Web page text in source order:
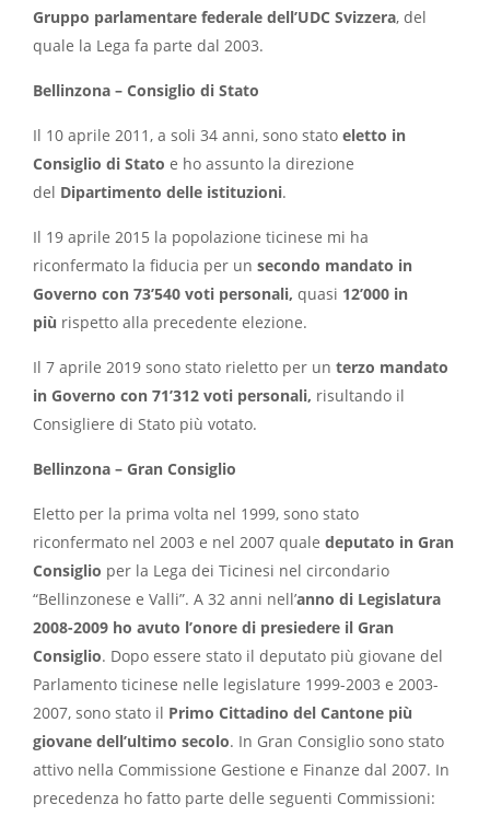
Gruppo parlamentare federale dell’UDC Svizzera, del
quale la Lega fa parte dal 2003.
Bellinzona – Consiglio di Stato
Il 10 aprile 2011, a soli 34 anni, sono stato eletto in
Consiglio di Stato e ho assunto la direzione
del Dipartimento delle istituzioni.
Il 19 aprile 2015 la popolazione ticinese mi ha
riconfermato la fiducia per un secondo mandato in
Governo con 73’540 voti personali, quasi 12’000 in
più rispetto alla precedente elezione.
Il 7 aprile 2019 sono stato rieletto per un terzo mandato
in Governo con 71’312 voti personali, risultando il
Consigliere di Stato più votato.
Bellinzona – Gran Consiglio
Eletto per la prima volta nel 1999, sono stato
riconfermato nel 2003 e nel 2007 quale deputato in Gran
Consiglio per la Lega dei Ticinesi nel circondario
“Bellinzonese e Valli”. A 32 anni nell’anno di Legislatura
2008-2009 ho avuto l’onore di presiedere il Gran
Consiglio. Dopo essere stato il deputato più giovane del
Parlamento ticinese nelle legislature 1999-2003 e 2003-
2007, sono stato il Primo Cittadino del Cantone più
giovane dell’ultimo secolo. In Gran Consiglio sono stato
attivo nella Commissione Gestione e Finanze dal 2007. In
precedenza ho fatto parte delle seguenti Commissioni: